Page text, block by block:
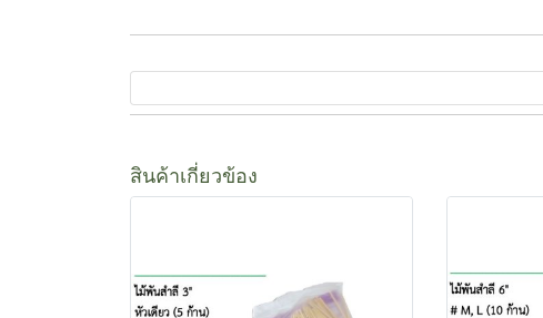
สินค้าเกี่ยวข้อง